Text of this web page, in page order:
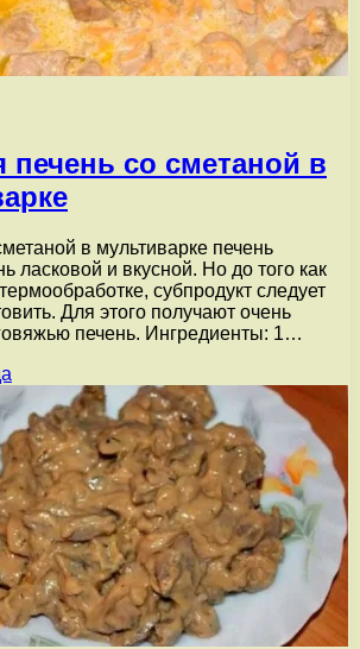
печень со сметаной в
в мультиварке печень
ласковой и вкусной. Но до того как
субпродукт следует
Для этого получают очень
печень. Ингредиенты: 1…